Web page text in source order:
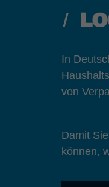
In
von
Damit
können,